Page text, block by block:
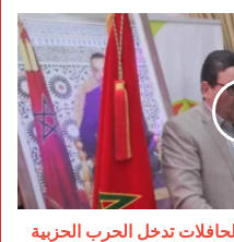
تدخل الحرب الحزبية